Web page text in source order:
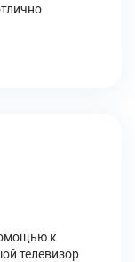
к
телевизор